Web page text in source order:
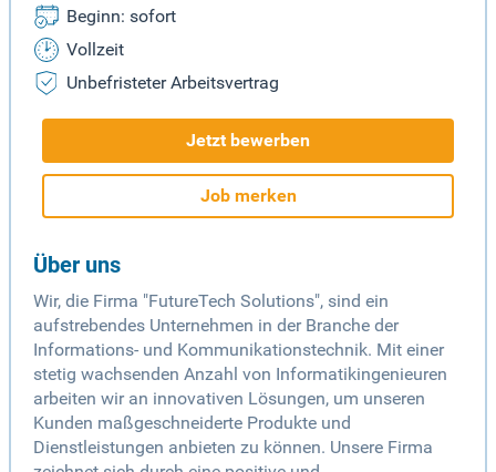
Beginn: sofort
Vollzeit
Unbefristeter Arbeitsvertrag
Jetzt bewerben
Job merken
Über uns
Wir, die Firma "FutureTech Solutions", sind ein
aufstrebendes Unternehmen in der Branche der
Informations- und Kommunikationstechnik. Mit einer
stetig wachsenden Anzahl von Informatikingenieuren
arbeiten wir an innovativen Lösungen, um unseren
Kunden maßgeschneiderte Produkte und
Dienstleistungen anbieten zu können. Unsere Firma